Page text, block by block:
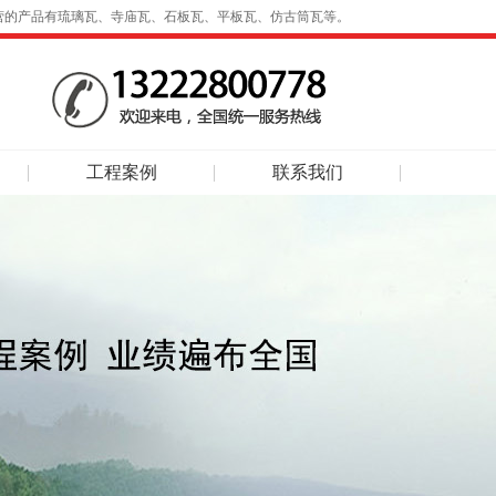
产品有琉璃瓦、寺庙瓦、石板瓦、平板瓦、仿古筒瓦等。
工程案例 联系我们